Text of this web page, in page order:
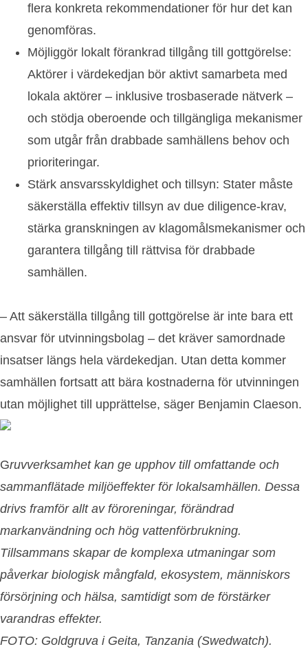
flera konkreta rekommendationer för hur det kan
genomföras.
Möjliggör lokalt förankrad tillgång till gottgörelse:
Aktörer i värdekedjan bör aktivt samarbeta med
lokala aktörer – inklusive trosbaserade nätverk –
och stödja oberoende och tillgängliga mekanismer
som utgår från drabbade samhällens behov och
prioriteringar.
Stärk ansvarsskyldighet och tillsyn: Stater måste
säkerställa effektiv tillsyn av due diligence-krav,
stärka granskningen av klagomålsmekanismer och
garantera tillgång till rättvisa för drabbade
samhällen.
– Att säkerställa tillgång till gottgörelse är inte bara ett
ansvar för utvinningsbolag – det kräver samordnade
insatser längs hela värdekedjan. Utan detta kommer
samhällen fortsatt att bära kostnaderna för utvinningen
utan möjlighet till upprättelse, säger Benjamin Claeson.
Gruvverksamhet kan ge upphov till omfattande och
sammanflätade miljöeffekter för lokalsamhällen. Dessa
drivs framför allt av föroreningar, förändrad
markanvändning och hög vattenförbrukning.
Tillsammans skapar de komplexa utmaningar som
påverkar biologisk mångfald, ekosystem, människors
försörjning och hälsa, samtidigt som de förstärker
varandras effekter.
FOTO: Goldgruva i Geita, Tanzania (Swedwatch).